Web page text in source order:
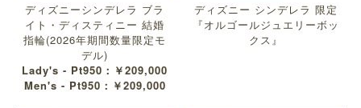
ディズニーシンデレラ ブラ
イト・ディスティニー 結婚
指輪(2026年期間数量限定モ
デル)
Lady's - Pt950：￥209,000
Men's - Pt950：￥209,000
ディズニー シンデレラ 限定
『オルゴールジュエリーボッ
クス』